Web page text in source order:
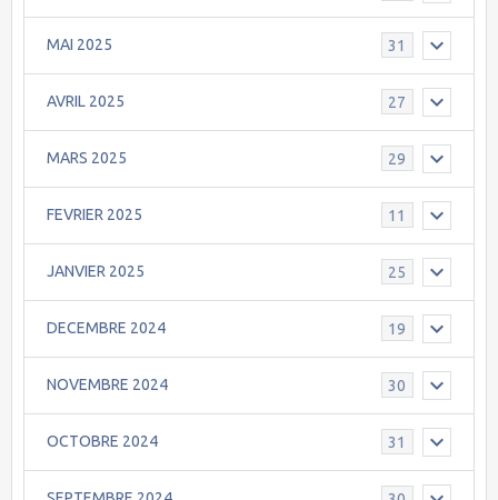
MAI 2025 31
AVRIL 2025 27
MARS 2025 29
FEVRIER 2025 11
JANVIER 2025 25
DECEMBRE 2024 19
NOVEMBRE 2024 30
OCTOBRE 2024 31